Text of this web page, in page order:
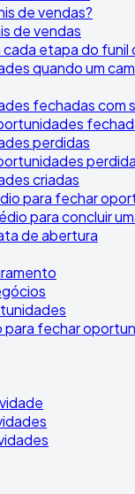
de vendas?
de vendas
etapa do funil
quando um
fechadas com
perdidas
criadas
para fechar
para concluir
de abertura
para fechar